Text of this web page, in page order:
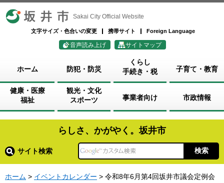
坂井市 Sakai City Official Website
文字サイズ・色合いの変更 携帯サイト Foreign Language
音声読み上げ サイトマップ
ホーム 防犯・防災
くらし
手続き・税
子育て・教育
健康・医療
福祉
観光・文化
スポーツ
事業者向け 市政情報
らしさ、かがやく。坂井市
サイト検索
ホーム > イベントカレンダー > 令和8年6月第4回坂井市議会定例会